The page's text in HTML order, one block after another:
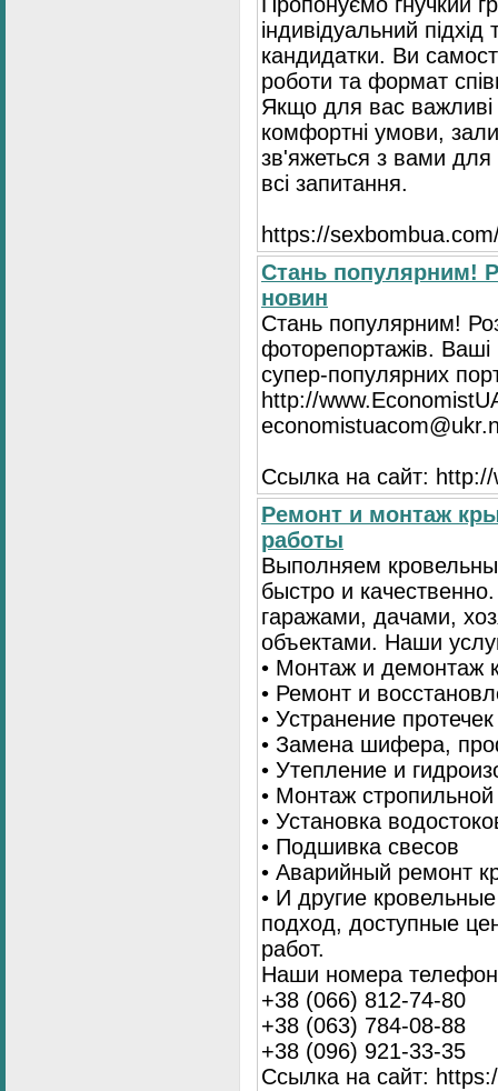
Пропонуємо гнучкий
індивідуальний
кандидатки. Ви
роботи та формат
Якщо для вас важливі
комфортні умови,
зв'яжеться з вами для
всі запитання.
https://
Стань популярним!
новин
Стань популярним!
фоторепортажів. Ваші
супер-популярних
http://
Ссылка на сайт:
Ремонт и монтаж
работы
Выполняем
быстро и
гаражами, дачами,
объектами. Наши
• Монтаж и демонтаж
• Ремонт и
• Устранение протечек
• Замена шифера,
• Утепление и
• Монтаж
• Установка
• Подшивка свесов
• Аварийный ремонт
• И другие
подход, доступные
работ.
Наши номера
+38 (066) 812-74-80
+38 (063) 784-08-88
+38 (096) 921-33-35
Ссылка на сайт: